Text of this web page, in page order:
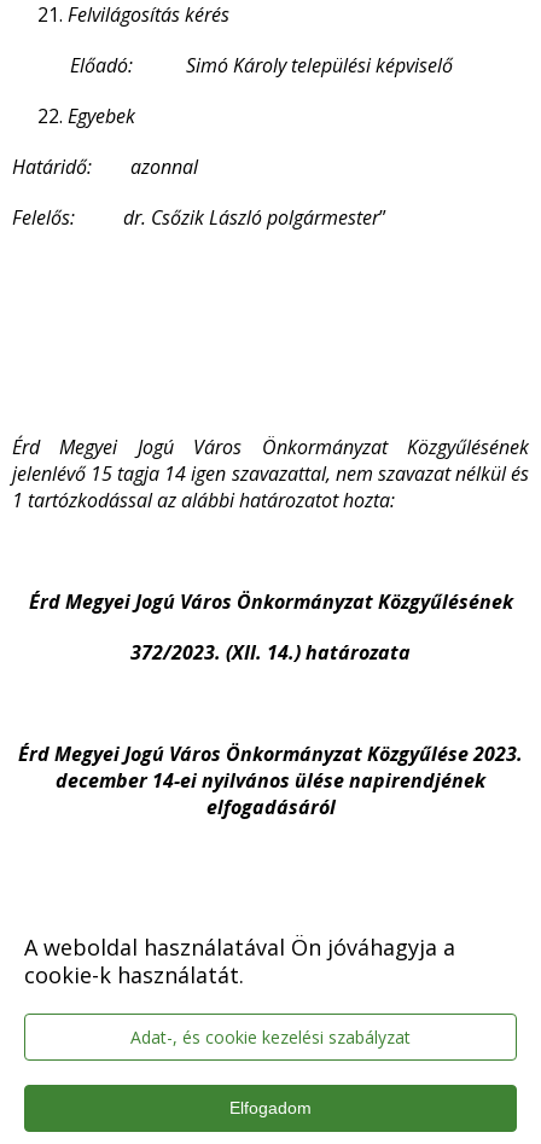
A weboldal használatával Ön jóváhagyja a
cookie-k használatát.
Adat-, és cookie kezelési szabályzat
Elfogadom
Felvilágosítás kérés
Előadó: Simó Károly települési képviselő
Egyebek
Határidő: azonnal
Felelős: dr. Csőzik László polgármester”
Érd Megyei Jogú Város Önkormányzat Közgyűlésének
jelenlévő 15 tagja 14 igen szavazattal, nem szavazat nélkül és
1 tartózkodással az alábbi határozatot hozta:
Érd Megyei Jogú Város Önkormányzat Közgyűlésének
372/2023. (XII. 14.) határozata
Érd Megyei Jogú Város Önkormányzat Közgyűlése 2023.
december 14-ei nyilvános ülése napirendjének
elfogadásáról
Érd Megyei Jogú Város Önkormányzat Közgyűlése a
2023. december 14-ei nyilvános ülésének napirendjét
az alábbiak szerint fogadja el: